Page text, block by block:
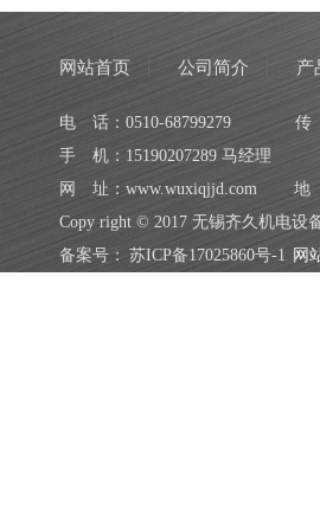
网站首页 公司简介 产
电 话：0510-68799279
传
手 机：15190207289 马经理
网 址：www.wuxiqjjd.com
地
Copy right © 2017 无锡齐久机电设
备案号： 苏ICP备17025860号-1 网